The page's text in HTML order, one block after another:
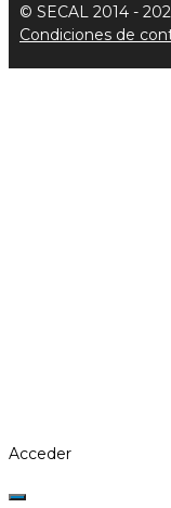
© SECAL 2014 -
Condiciones de
Acceder